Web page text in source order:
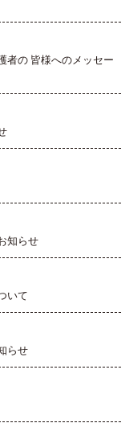
者の 皆様へのメッセー
知らせ
いて
らせ